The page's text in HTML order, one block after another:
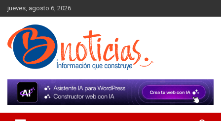
Skip
to
content
jueves, agosto 6, 2026
BNoticias